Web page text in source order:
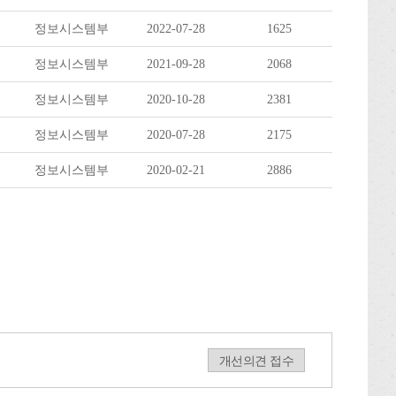
정보시스템부 2022-07-28 1625
정보시스템부 2021-09-28 2068
정보시스템부 2020-10-28 2381
정보시스템부 2020-07-28 2175
정보시스템부 2020-02-21 2886
개선의견 접수